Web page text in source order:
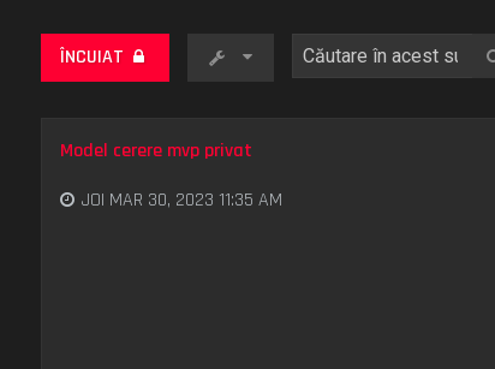
ÎNCUIAT
Model cerere mvp privat
JOI MAR 30, 2023 11:35 AM